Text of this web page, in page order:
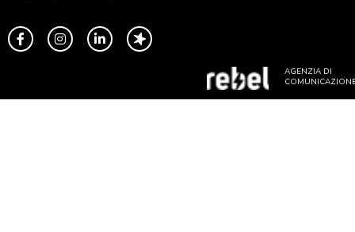
AGENZIA DI